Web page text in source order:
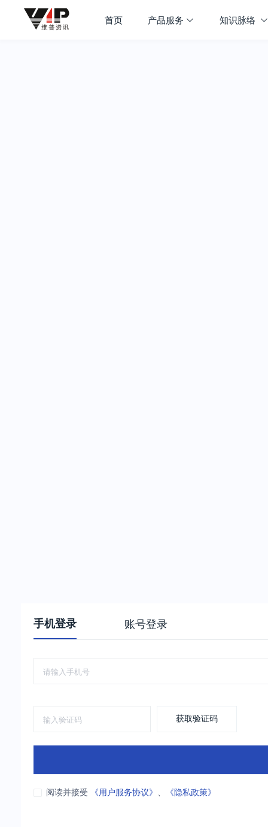
首页 产品服务 知识脉络
手机登录 账号登录
获取验证码
阅读并接受 《用户服务协议》 、 《隐私政策》